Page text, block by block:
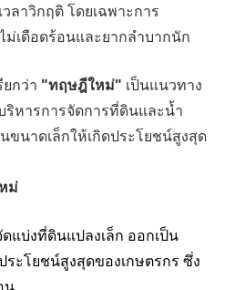
ลาวิกฤติ โดยเฉพาะการ
เดือดร้อนและยากลำบากนัก
กว่า "ทฤษฎีใหม่" เป็นแนวทาง
ริหารการจัดการที่ดินและน้ำ
ขนาดเล็กให้เกิดประโยชน์สูงสุด
ม่
แบ่งที่ดินแปลงเล็ก ออกเป็น
ระโยชน์สูงสุดของเกษตรกร ซึ่ง
น